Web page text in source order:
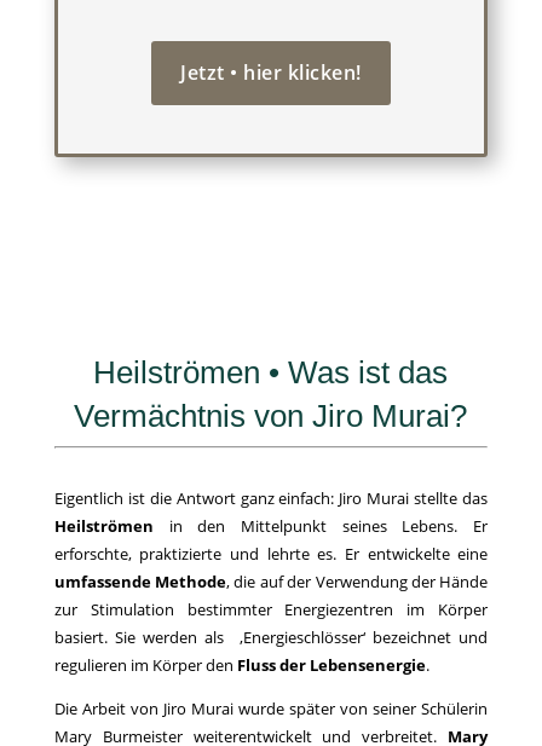
Jetzt • hier klicken!
Heilströmen • Was ist das
Vermächtnis von Jiro Murai?
Eigentlich ist die Antwort ganz einfach: Jiro Murai stellte das
Heilströmen in den Mittelpunkt seines Lebens. Er
erforschte, praktizierte und lehrte es. Er entwickelte eine
umfassende Methode, die auf der Verwendung der Hände
zur Stimulation bestimmter Energiezentren im Körper
basiert. Sie werden als ‚Energieschlösser‘ bezeichnet und
regulieren im Körper den Fluss der Lebensenergie.
Die Arbeit von Jiro Murai wurde später von seiner Schülerin
Mary Burmeister weiterentwickelt und verbreitet. Mary